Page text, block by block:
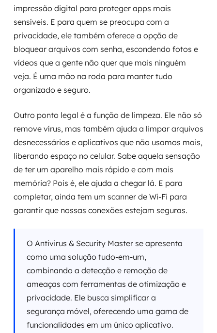
impressão digital para proteger apps mais
sensíveis. E para quem se preocupa com a
privacidade, ele também oferece a opção de
bloquear arquivos com senha, escondendo fotos e
vídeos que a gente não quer que mais ninguém
veja. É uma mão na roda para manter tudo
organizado e seguro.
Outro ponto legal é a função de limpeza. Ele não só
remove vírus, mas também ajuda a limpar arquivos
desnecessários e aplicativos que não usamos mais,
liberando espaço no celular. Sabe aquela sensação
de ter um aparelho mais rápido e com mais
memória? Pois é, ele ajuda a chegar lá. E para
completar, ainda tem um scanner de Wi-Fi para
garantir que nossas conexões estejam seguras.
O Antivirus & Security Master se apresenta
como uma solução tudo-em-um,
combinando a detecção e remoção de
ameaças com ferramentas de otimização e
privacidade. Ele busca simplificar a
segurança móvel, oferecendo uma gama de
funcionalidades em um único aplicativo.